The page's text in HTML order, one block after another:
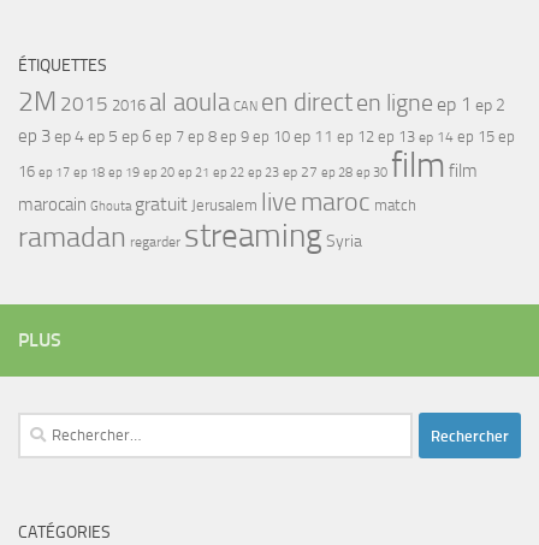
ÉTIQUETTES
2M 2015 2016 al aoula CAN en directen ligne ep 1 ep 2
ep 3ep 4ep 5 ep 6 ep 7 ep 8 ep 9 ep 10 ep 11 ep 12 ep 13 ep 14 ep 15 ep
16 ep 17 ep 18 ep 19 ep 20 ep 21 ep 22 ep 23 ep 27 ep 28 ep 30 film film
marocain Ghouta gratuit Jerusalem live maroc match
ramadan regarder streamingSyria
PLUS
Rechercher :
CATÉGORIES